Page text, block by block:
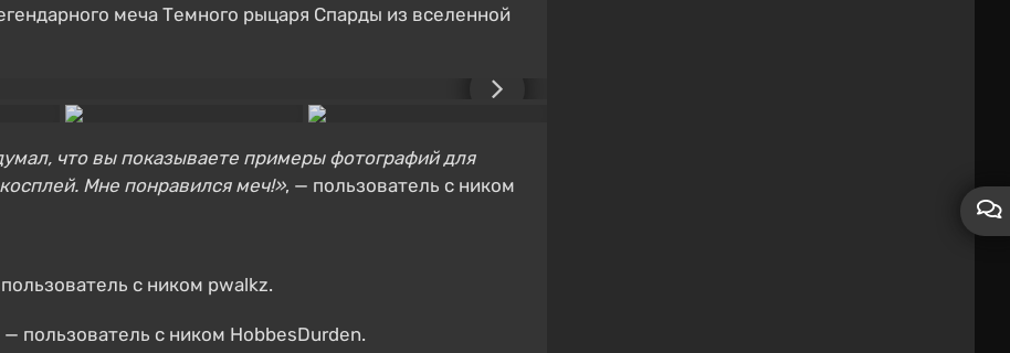
меча Темного рыцаря Спарды из вселенной
что вы показываете примеры фотографий для
Мне понравился меч!», — пользователь с ником
с ником pwalkz.
— пользователь с ником HobbesDurden.